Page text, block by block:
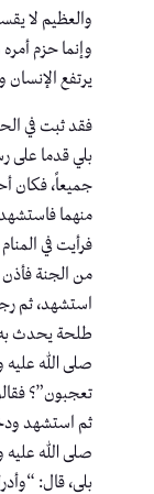
والعظيم لا
وإنما حزم
يرتفع الإنسان
فقد ثبت في
بلي قدما على
جميعاً، فكان
منهما
فرأيت في
من الجنة فأذن
استشهد، ثم
طلحة يحدث به
صلى الله
تعجبون”؟
ثم استشهد
صلى الله
بلى، قال: